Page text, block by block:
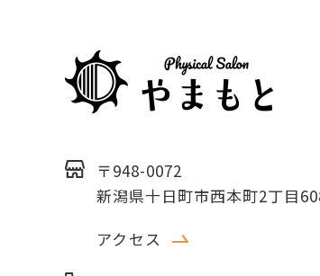
〒948-0072
新潟県十日町市西本町2丁目
アクセス